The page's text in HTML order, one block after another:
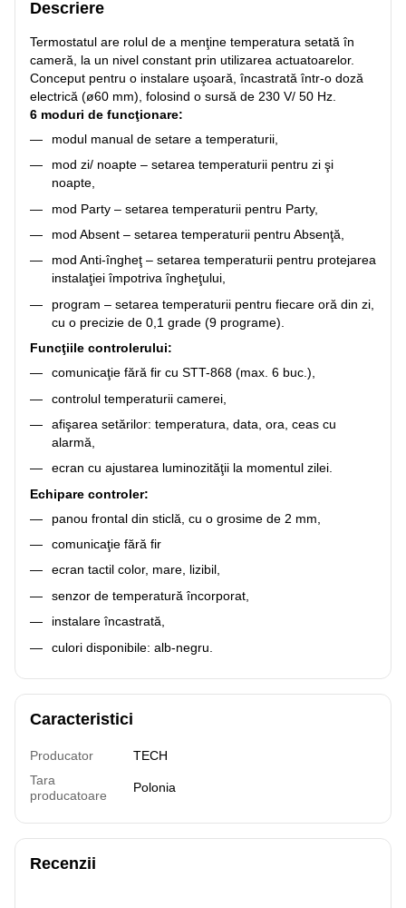
Descriere
Termostatul are rolul de a menţine temperatura setată în
cameră, la un nivel constant prin utilizarea actuatoarelor.
Conceput pentru o instalare uşoară, încastrată într-o doză
electrică (ø60 mm), folosind o sursă de 230 V/ 50 Hz.
6 moduri de funcţionare:
modul manual de setare a temperaturii,
mod zi/ noapte – setarea temperaturii pentru zi şi
noapte,
mod Party – setarea temperaturii pentru Party,
mod Absent – setarea temperaturii pentru Absenţă,
mod Anti-îngheţ – setarea temperaturii pentru protejarea
instalaţiei împotriva îngheţului,
program – setarea temperaturii pentru fiecare oră din zi,
cu o precizie de 0,1 grade (9 programe).
Funcţiile controlerului:
comunicaţie fără fir cu STT-868 (max. 6 buc.),
controlul temperaturii camerei,
afişarea setărilor: temperatura, data, ora, ceas cu
alarmă,
ecran cu ajustarea luminozităţii la momentul zilei.
Echipare controler:
panou frontal din sticlă, cu o grosime de 2 mm,
comunicaţie fără fir
ecran tactil color, mare, lizibil,
senzor de temperatură încorporat,
instalare încastrată,
culori disponibile: alb-negru.
Caracteristici
Producator
TECH
Tara
producatoare
Polonia
Recenzii